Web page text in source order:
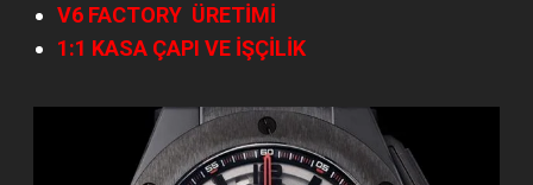
V6 FACTORY ÜRETİMİ
1:1 KASA ÇAPI VE İŞÇİLİK